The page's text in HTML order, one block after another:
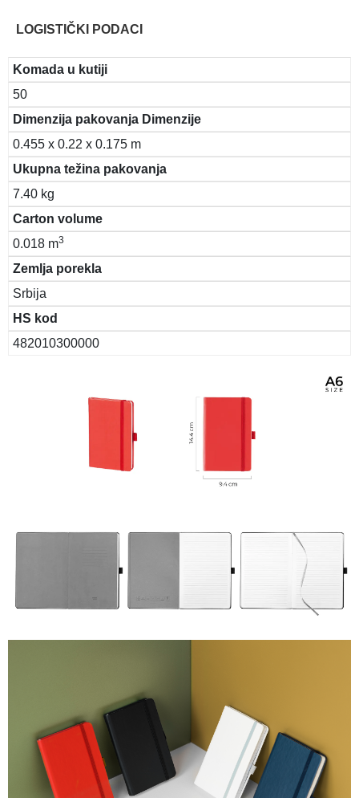
LOGISTIČKI PODACI
Komada u kutiji
50
Dimenzija pakovanja Dimenzije
0.455 x 0.22 x 0.175 m
Ukupna težina pakovanja
7.40 kg
Carton volume
0.018 m3
Zemlja porekla
Srbija
HS kod
482010300000